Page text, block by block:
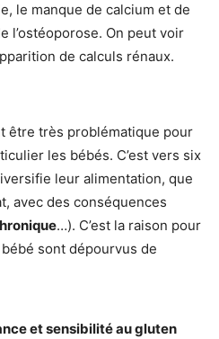
le manque de calcium et de
l’ostéoporose. On peut voir
de calculs rénaux.
être très problématique pour
les bébés. C’est vers six
leur alimentation, que
avec des conséquences
…). C’est la raison pour
sont dépourvus de
et sensibilité au gluten